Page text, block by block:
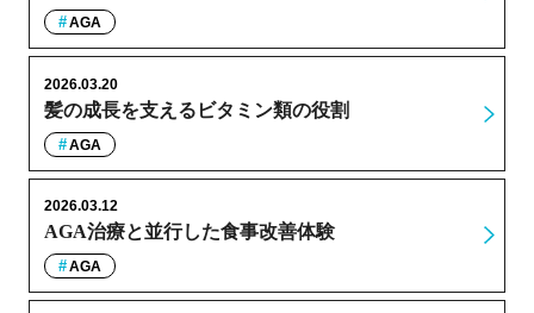
AGA
髪の成長を支えるビタミン類の役割
2026.03.20
AGA
AGA治療と並行した食事改善体験
2026.03.12
AGA